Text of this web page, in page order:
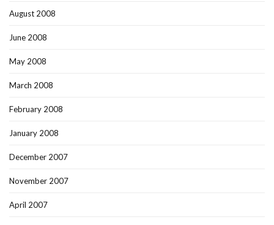
August 2008
June 2008
May 2008
March 2008
February 2008
January 2008
December 2007
November 2007
April 2007